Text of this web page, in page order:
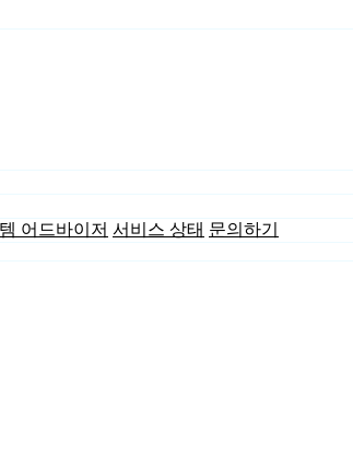
어드바이저 서비스 상태 문의하기